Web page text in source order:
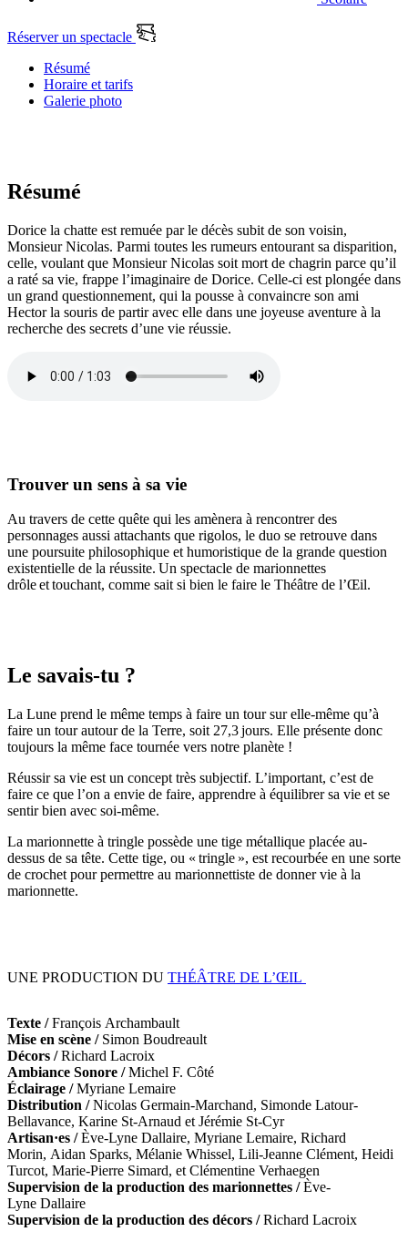
Réserver un spectacle
Résumé
Horaire et tarifs
Galerie photo
Résumé
Dorice la chatte est remuée par le décès subit de son voisin,
Monsieur Nicolas. Parmi toutes les rumeurs entourant sa disparition,
celle, voulant que Monsieur Nicolas soit mort de chagrin parce qu’il
a raté sa vie, frappe l’imaginaire de Dorice. Celle-ci est plongée dans
un grand questionnement, qui la pousse à convaincre son ami
Hector la souris de partir avec elle dans une joyeuse aventure à la
recherche des secrets d’une vie réussie.
Trouver un sens à sa vie
Au travers de cette quête qui les amènera à rencontrer des
personnages aussi attachants que rigolos, le duo se retrouve dans
une poursuite philosophique et humoristique de la grande question
existentielle de la réussite. Un spectacle de marionnettes
drôle et touchant, comme sait si bien le faire le Théâtre de l’Œil.
Le savais-tu ?
La Lune prend le même temps à faire un tour sur elle-même qu’à
faire un tour autour de la Terre, soit 27,3 jours. Elle présente donc
toujours la même face tournée vers notre planète !
Réussir sa vie est un concept très subjectif. L’important, c’est de
faire ce que l’on a envie de faire, apprendre à équilibrer sa vie et se
sentir bien avec soi-même.
La marionnette à tringle possède une tige métallique placée au-
dessus de sa tête. Cette tige, ou « tringle », est recourbée en une sorte
de crochet pour permettre au marionnettiste de donner vie à la
marionnette.
UNE PRODUCTION DU THÉÂTRE DE L’ŒIL
Texte /François Archambault
Mise en scène / Simon Boudreault
Décors /Richard Lacroix
Ambiance Sonore /Michel F. Côté
Éclairage /Myriane Lemaire
Distribution /Nicolas Germain-Marchand, Simonde Latour-
Bellavance, Karine St-Arnaud et Jérémie St-Cyr
Artisan·es /Ève-Lyne Dallaire, Myriane Lemaire, Richard
Morin, Aidan Sparks, Mélanie Whissel, Lili-Jeanne Clément, Heidi
Turcot, Marie-Pierre Simard, et Clémentine Verhaegen
Supervision de la production des marionnettes /Ève-
Lyne Dallaire
Supervision de la production des décors /Richard Lacroix